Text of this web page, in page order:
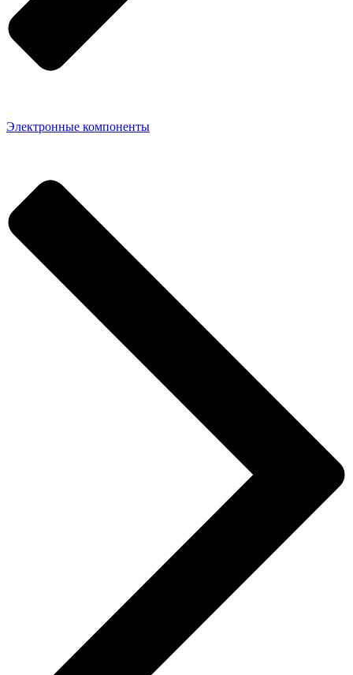
Электронные компоненты